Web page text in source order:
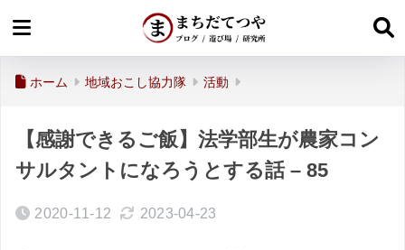
ホーム 地域おこし協力隊 活動
【感謝できるご飯】法学部生が農家コン
サルタントになろうとする話 – 85
2020-11-12 2023-04-23